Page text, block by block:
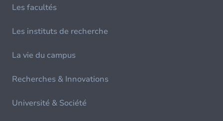
Les facultés
Les instituts de recherche
La vie du campus
Recherches & Innovations
Université & Société